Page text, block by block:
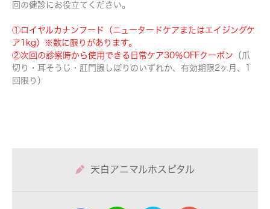
回の健診にお役立てください。
①ロイヤルカナンフード（ニュータードケアまたはエイジングケ
ア1kg）※数に限りがあります。
②次回の診察時から使用できる日常ケア30％OFFクーポン （爪
切り・耳そうじ・肛門腺しぼりのいずれか、有効期限2ヶ月、1
回限り）
天白アニマルホスピタル